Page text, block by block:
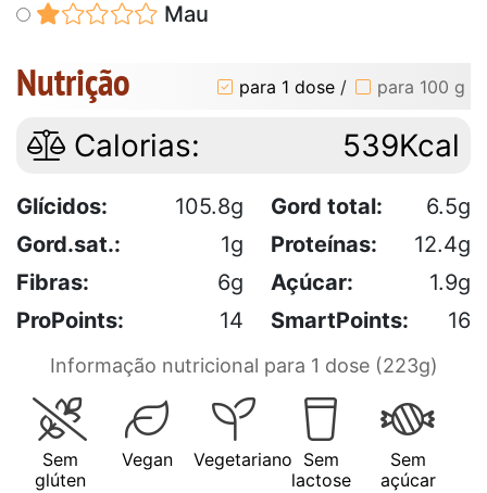
Mau
Nutrição para 1 dose / para 100 g
Calorias: 539Kcal
Glícidos: 105.8g Gord total:
6.5g
Gord.sat.:
1g Proteínas:
12.4g
Fibras:
6g Açúcar:
1.9g
ProPoints:
14 SmartPoints: 16
Informação nutricional para 1 dose (223g)
Sem
glúten
Vegan Vegetariano Sem
lactose
Sem
açúcar